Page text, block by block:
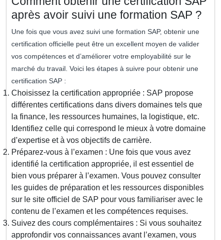
après avoir suivi une formation SAP ?
Une fois que vous avez suivi une formation SAP, obtenir une
certification officielle peut être un excellent moyen de valider
vos compétences et d’améliorer votre employabilité sur le
marché du travail. Voici les étapes à suivre pour obtenir une
certification SAP :
Choisissez la certification appropriée : SAP propose
différentes certifications dans divers domaines tels que
la finance, les ressources humaines, la logistique, etc.
Identifiez celle qui correspond le mieux à votre domaine
d’expertise et à vos objectifs de carrière.
Préparez-vous à l’examen : Une fois que vous avez
identifié la certification appropriée, il est essentiel de
bien vous préparer à l’examen. Vous pouvez consulter
les guides de préparation et les ressources disponibles
sur le site officiel de SAP pour vous familiariser avec le
contenu de l’examen et les compétences requises.
Suivez des cours complémentaires : Si vous souhaitez
approfondir vos connaissances avant l’examen, vous